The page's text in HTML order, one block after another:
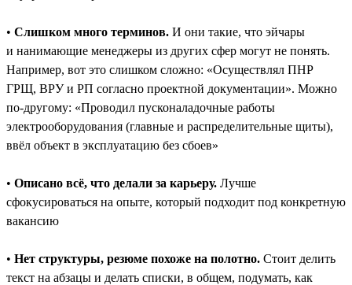
• Слишком много терминов. И они такие, что эйчары
и нанимающие менеджеры из других сфер могут не понять.
Например, вот это слишком сложно: «Осуществлял ПНР
ГРЩ, ВРУ и РП согласно проектной документации». Можно
по-другому: «Проводил пусконаладочные работы
электрооборудования (главные и распределительные щиты),
ввёл объект в эксплуатацию без сбоев»
• Описано всё, что делали за карьеру. Лучше
сфокусироваться на опыте, который подходит под конкретную
вакансию
• Нет структуры, резюме похоже на полотно. Стоит делить
текст на абзацы и делать списки, в общем, подумать, как